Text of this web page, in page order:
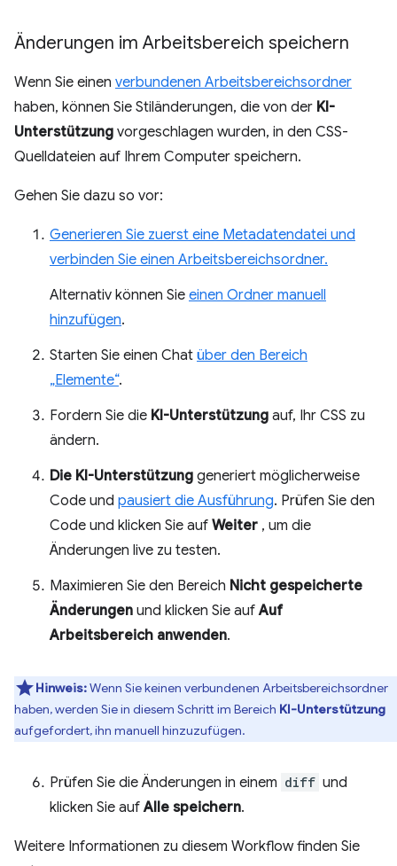
Änderungen im Arbeitsbereich speichern
Wenn Sie einen verbundenen Arbeitsbereichsordner
haben, können Sie Stiländerungen, die von der KI-
Unterstützung vorgeschlagen wurden, in den CSS-
Quelldateien auf Ihrem Computer speichern.
Gehen Sie dazu so vor:
Generieren Sie zuerst eine Metadatendatei und
verbinden Sie einen Arbeitsbereichsordner.
Alternativ können Sie einen Ordner manuell
hinzufügen.
Starten Sie einen Chat über den Bereich
„Elemente“.
Fordern Sie die KI-Unterstützung auf, Ihr CSS zu
ändern.
Die KI-Unterstützung generiert möglicherweise
Code und pausiert die Ausführung. Prüfen Sie den
Code und klicken Sie auf Weiter , um die
Änderungen live zu testen.
Maximieren Sie den Bereich Nicht gespeicherte
Änderungen und klicken Sie aufAuf
Arbeitsbereich anwenden.
Hinweis:Wenn Sie keinen verbundenen Arbeitsbereichsordner
haben, werden Sie in diesem Schritt im Bereich KI-Unterstützung
aufgefordert, ihn manuell hinzuzufügen.
Prüfen Sie die Änderungen in einem diff und
klicken Sie aufAlle speichern.
Weitere Informationen zu diesem Workflow finden Sie